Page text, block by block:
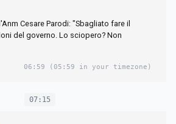
Cesare Parodi: "Sbagliato fare il
del governo. Lo sciopero? Non
06:59 (05:59 in your timezone)
07:15